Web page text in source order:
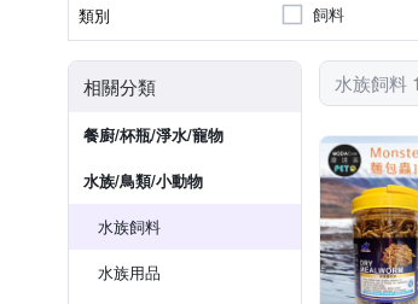
類別 飼料
相關分類
餐廚/杯瓶/淨水/寵物
水族/鳥類/小動物
水族飼料
水族用品
水族飼料